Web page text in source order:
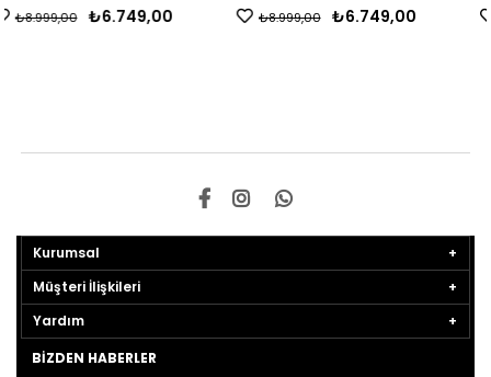
₺6.749,00
₺8.999,00 ₺6.749,00
₺8.999,00
Kurumsal
Müşteri İlişkileri
Yardım
BIZDEN HABERLER